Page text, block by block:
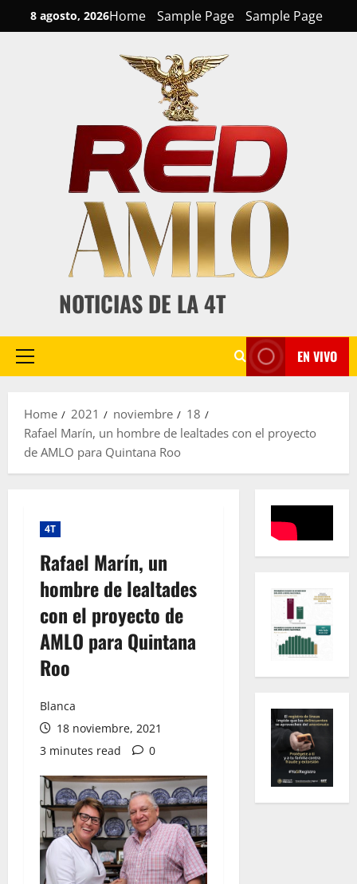
to
8 agosto, 2026Home Sample Page Sample Page
NOTICIAS DE LA 4T
Primary
EN VIVO
Home 2021 noviembre
18
Rafael Marín, un hombre de lealtades con el proyecto
de AMLO para Quintana Roo
4T
Rafael Marín, un
hombre de lealtades
con el proyecto de
AMLO para Quintana
Roo
Blanca
18 noviembre, 2021
3 minutes read
0